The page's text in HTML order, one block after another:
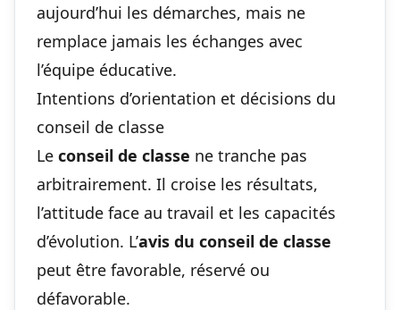
aujourd’hui les démarches, mais ne
remplace jamais les échanges avec
l’équipe éducative.
Intentions d’orientation et décisions du
conseil de classe
Le conseil de classe ne tranche pas
arbitrairement. Il croise les résultats,
l’attitude face au travail et les capacités
d’évolution. L’avis du conseil de classe
peut être favorable, réservé ou
défavorable.